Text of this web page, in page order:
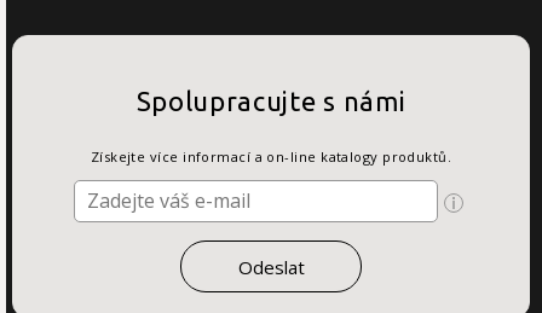
Spolupracujte s námi
Získejte více informací a on-line katalogy produktů.